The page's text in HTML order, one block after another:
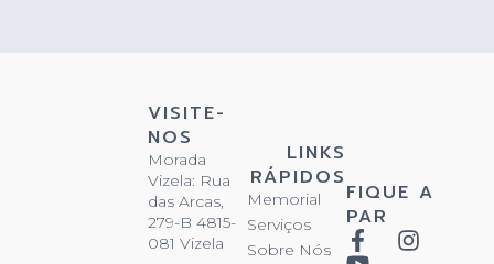
VISITE-
NOS
Morada
Vizela: Rua
das Arcas,
279-B 4815-
081 Vizela
LINKS
RÁPIDOS
Memorial
Serviços
Sobre Nós
FIQUE A
PAR